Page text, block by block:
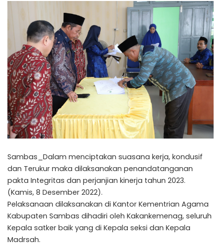
Sambas_Dalam menciptakan suasana kerja, kondusif
dan Terukur maka dilaksanakan penandatanganan
pakta Integritas dan perjanjian kinerja tahun 2023.
(Kamis, 8 Desember 2022).
Pelaksanaan dilaksanakan di Kantor Kementrian Agama
Kabupaten Sambas dihadiri oleh Kakankemenag, seluruh
Kepala satker baik yang di Kepala seksi dan Kepala
Madrsah.